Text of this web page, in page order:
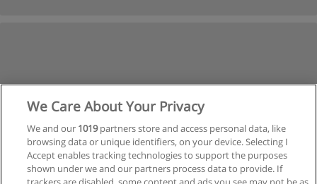
We Care About Your Privacy
We and our 1019partners store and access personal data, like
browsing data or unique identifiers, on your device. Selecting I
Accept enables tracking technologies to support the purposes
shown under we and our partners process data to provide. If